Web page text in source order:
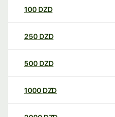
100 DZD
250 DZD
500 DZD
1000 DZD